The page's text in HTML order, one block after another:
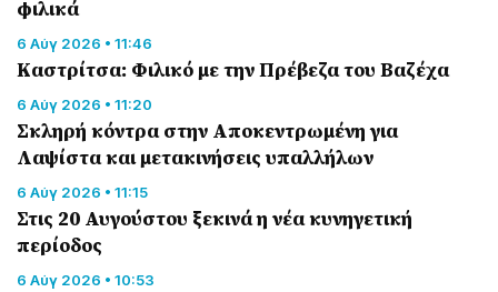
φιλικά
6 Αύγ 2026 • 11:46
Καστρίτσα: Φιλικό με την Πρέβεζα του Βαζέχα
6 Αύγ 2026 • 11:20
Σκληρή κόντρα στην Αποκεντρωμένη για
Λαψίστα και μετακινήσεις υπαλλήλων
6 Αύγ 2026 • 11:15
Στις 20 Αυγούστου ξεκινά η νέα κυνηγετική
περίοδος
6 Αύγ 2026 • 10:53